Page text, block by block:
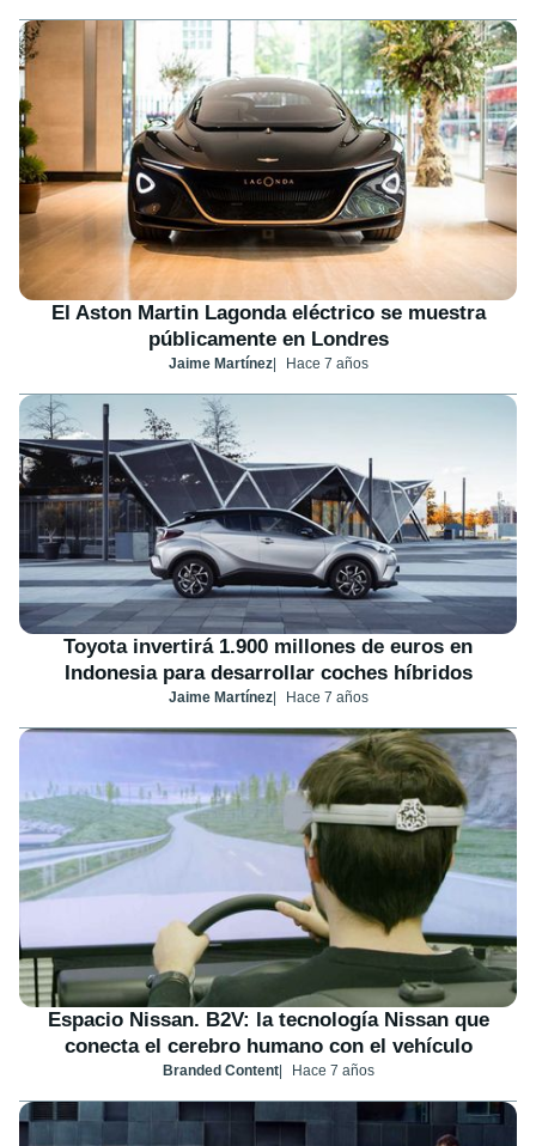
El Aston Martin Lagonda eléctrico se muestra
públicamente en Londres
Jaime Martínez Hace 7 años
Toyota invertirá 1.900 millones de euros en
Indonesia para desarrollar coches híbridos
Jaime Martínez Hace 7 años
Espacio Nissan. B2V: la tecnología Nissan que
conecta el cerebro humano con el vehículo
Branded Content Hace 7 años